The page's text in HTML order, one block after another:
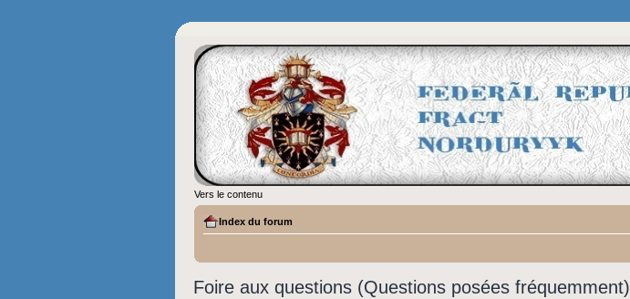
Vers le contenu
Index du forum
Foire aux questions (Questions posées fréquemment)